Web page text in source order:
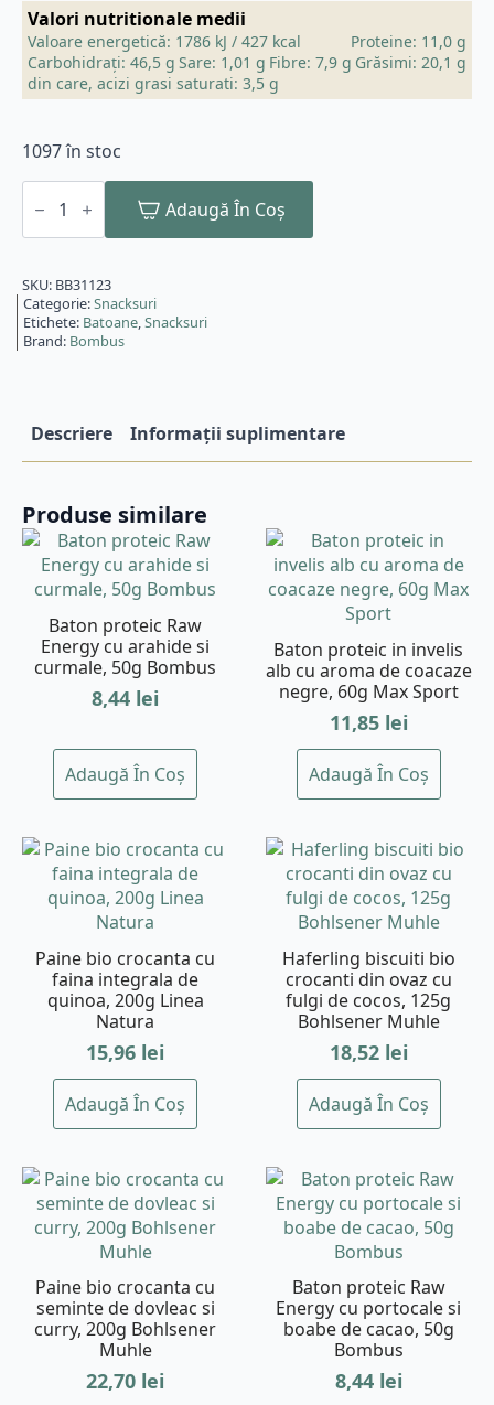
Valori nutritionale medii
Valoare energetică: 1786 kJ / 427 kcal
Proteine: 11,0 g
Carbohidrați: 46,5 g Sare: 1,01 g Fibre: 7,9 g Grăsimi: 20,1 g
din care, acizi grasi saturati: 3,5 g
1097 în stoc
Cantitate
Baton
energizant
Raw
cu
caramel
sarat
si
arahide,
Adaugă În Coș
SKU: BB31123
Categorie:Snacksuri
Etichete: Batoane,Snacksuri
Brand: Bombus
Descriere Informații suplimentare
Produse similare
Baton proteic Raw
Energy cu arahide si
curmale, 50g Bombus
8,44 lei
Adaugă În Coș
Baton proteic in invelis
alb cu aroma de coacaze
negre, 60g Max Sport
11,85 lei
Adaugă În Coș
Paine bio crocanta cu
faina integrala de
quinoa, 200g Linea
Natura
15,96 lei
Adaugă În Coș
Haferling biscuiti bio
crocanti din ovaz cu
fulgi de cocos, 125g
Bohlsener Muhle
18,52 lei
Adaugă În Coș
Paine bio crocanta cu
seminte de dovleac si
curry, 200g Bohlsener
Muhle
22,70 lei
Baton proteic Raw
Energy cu portocale si
boabe de cacao, 50g
Bombus
8,44 lei